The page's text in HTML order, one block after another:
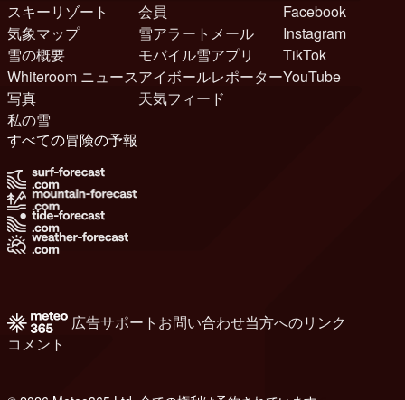
スキーリゾート
気象マップ
雪の概要
Whiteroom ニュース
写真
私の雪
会員
雪アラートメール
モバイル雪アプリ
アイボールレポーター
天気フィード
Facebook
Instagram
TikTok
YouTube
すべての冒険の予報
広告サポート お問い合わせ当方へのリンク
コメント